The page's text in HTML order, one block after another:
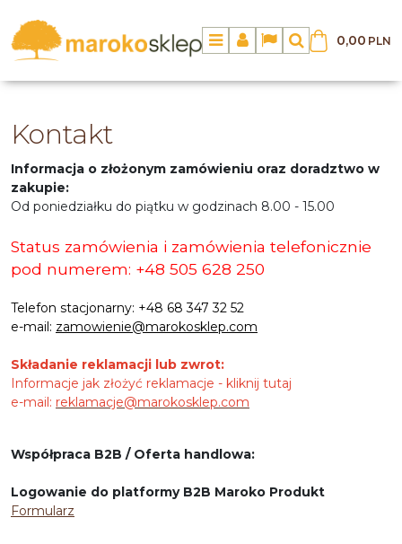
MenuPanelLangSzukaj
0,00 PLN
Kontakt
Informacja o złożonym zamówieniu oraz doradztwo w
zakupie:
Od poniedziałku do piątku w godzinach 8.00 - 15.00
Status zamówienia i zamówienia telefonicznie
pod numerem: +48 505 628 250
Telefon stacjonarny: +48 68 347 32 52
e-mail: zamowienie@marokosklep.com
Składanie reklamacji lub zwrot:
Informacje jak złożyć reklamacje - kliknij tutaj
e-mail: reklamacje@marokosklep.com
Współpraca B2B / Oferta handlowa:
Logowanie do platformy B2B Maroko Produkt
Formularz